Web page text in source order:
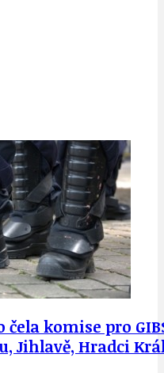
čela komise pro
Jihlavě, Hradci